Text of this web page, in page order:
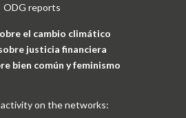
ODG reports
el cambio climático
justicia financiera
bien común y feminismo
on the networks: